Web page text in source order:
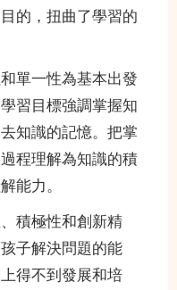
的，扭曲了學習的
單一性為基本出發
習目標強調掌握知
知識的記憶。把掌
程理解為知識的積
能力。
積極性和創新精
子解決問題的能
得不到發展和培